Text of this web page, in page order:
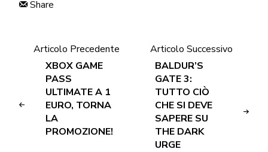
Share
Articolo Precedente
XBOX GAME
PASS
ULTIMATE A 1
EURO, TORNA
LA
PROMOZIONE!
Articolo Successivo
BALDUR’S
GATE 3:
TUTTO CIÒ
CHE SI DEVE
SAPERE SU
THE DARK
URGE